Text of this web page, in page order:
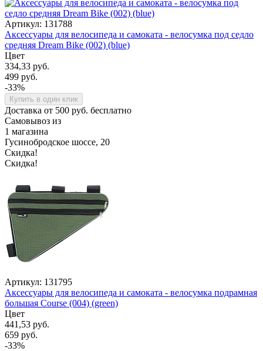
Артикул: 131788
Аксессуары для велосипеда и самоката - велосумка под седло
средняя Dream Bike (002) (blue)
Цвет
334,33 руб.
499 руб.
-33%
Купить в один клик
Доставка от 500 руб. бесплатно
Самовывоз из
1 магазина
Гусинобродское шоссе, 20
Скидка!
Скидка!
Артикул: 131795
Аксессуары для велосипеда и самоката - велосумка подрамная
большая Course (004) (green)
Цвет
441,53 руб.
659 руб.
-33%